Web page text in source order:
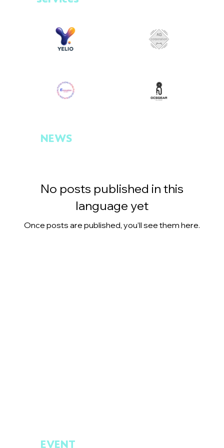
NEWS
No posts published in this
language yet
Once posts are published, you’ll see them here.
EVENT